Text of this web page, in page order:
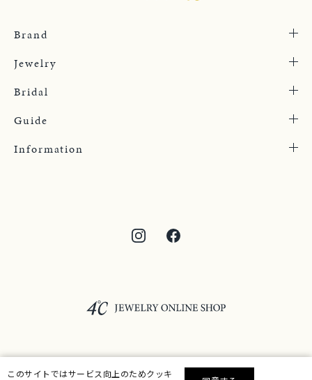
Brand
Jewelry
Bridal
Guide
Information
©F.D.C.PRODUCTS INC.
このサイトではサービス向上のためクッキ